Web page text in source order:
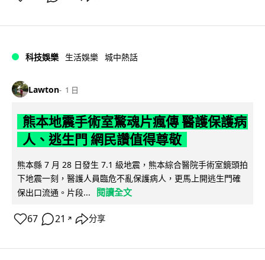
科技娛樂 生活娛樂 城中熱話
Lawton 1 日
熊本地震手術室驚魂片瘋傳 醫護保護病
人、逃生門 網民讚值得尊敬
熊本縣 7 月 28 日發生 7.1 級地震，熊本綜合醫院手術室鏡頭拍
下地震一刻，醫護人員臨危不亂保護病人，更馬上開逃生門確
保出口流通。片段...
閱讀全文
67 21 ↗ 分享